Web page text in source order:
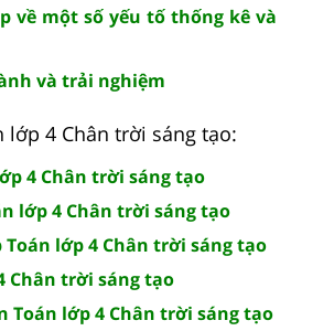
về một số yếu tố thống kê và
và trải nghiệm
4 Chân trời sáng tạo:
4 Chân trời sáng tạo
lớp 4 Chân trời sáng tạo
Toán lớp 4 Chân trời sáng tạo
Chân trời sáng tạo
Toán lớp 4 Chân trời sáng tạo